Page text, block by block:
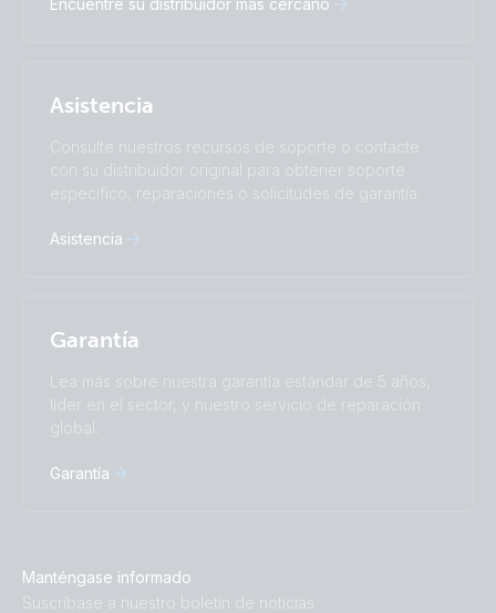
Nederlands
Norsk
Türkçe
中國人
I agree to receive the newsletter and accept the
Encuentre su distribuidor más cercano
Asistencia
Consulte nuestros recursos de soporte o contacte
con su distribuidor original para obtener soporte
específico, reparaciones o solicitudes de garantía.
Asistencia
Garantía
Lea más sobre nuestra garantía estándar de 5 años,
líder en el sector, y nuestro servicio de reparación
global.
Garantía
Manténgase informado
Suscríbase a nuestro boletín de noticias